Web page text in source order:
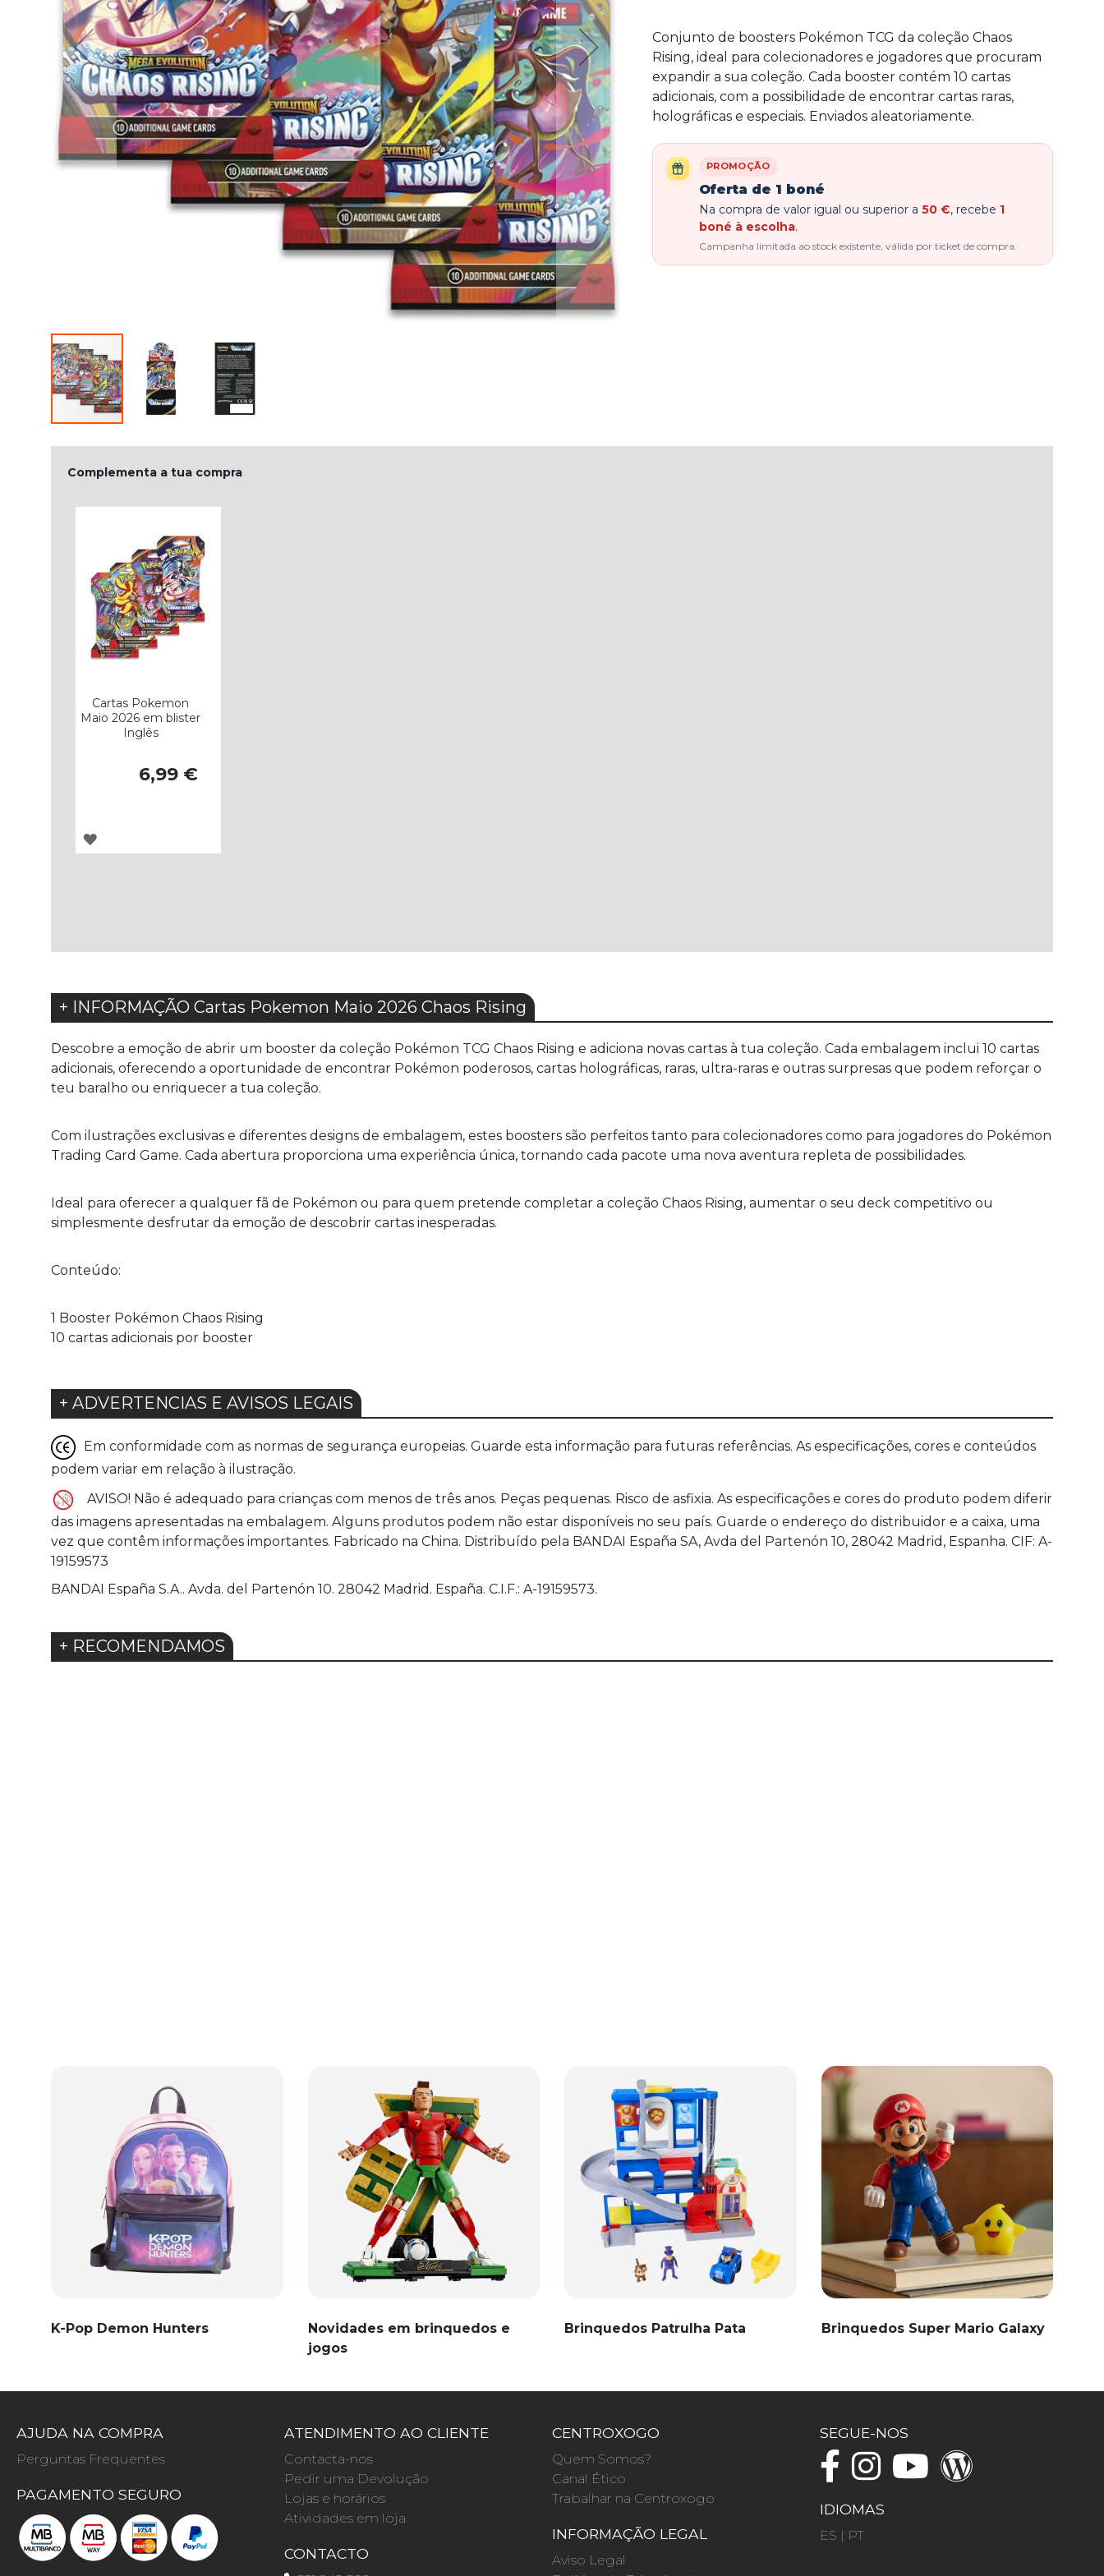
Conjunto de boosters Pokémon TCG da coleção Chaos
Rising, ideal para colecionadores e jogadores que procuram
expandir a sua coleção. Cada booster contém 10 cartas
adicionais, com a possibilidade de encontrar cartas raras,
holográficas e especiais. Enviados aleatoriamente.
PROMOÇÃO
Oferta de 1 boné
Na compra de valor igual ou superior a 50 €, recebe 1
boné à escolha.
Campanha limitada ao stock existente, válida por ticket de compra.
Complementa a tua compra
Cartas Pokemon
Maio 2026 em blister
Inglês
6,99 €
ADICIONAR
DESEJOS
+ INFORMAÇÃO Cartas Pokemon Maio 2026 Chaos Rising
Descobre a emoção de abrir um booster da coleção Pokémon TCG Chaos Rising e adiciona novas cartas à tua coleção. Cada embalagem inclui 10 cartas
adicionais, oferecendo a oportunidade de encontrar Pokémon poderosos, cartas holográficas, raras, ultra-raras e outras surpresas que podem reforçar o
teu baralho ou enriquecer a tua coleção.
Com ilustrações exclusivas e diferentes designs de embalagem, estes boosters são perfeitos tanto para colecionadores como para jogadores do Pokémon
Trading Card Game. Cada abertura proporciona uma experiência única, tornando cada pacote uma nova aventura repleta de possibilidades.
Ideal para oferecer a qualquer fã de Pokémon ou para quem pretende completar a coleção Chaos Rising, aumentar o seu deck competitivo ou
simplesmente desfrutar da emoção de descobrir cartas inesperadas.
Conteúdo:
1 Booster Pokémon Chaos Rising
10 cartas adicionais por booster
+ ADVERTENCIAS E AVISOS LEGAIS
Em conformidade com as normas de segurança europeias. Guarde esta informação para futuras referências. As especificações, cores e conteúdos
podem variar em relação à ilustração.
AVISO! Não é adequado para crianças com menos de três anos. Peças pequenas. Risco de asfixia. As especificações e cores do produto podem diferir
das imagens apresentadas na embalagem. Alguns produtos podem não estar disponíveis no seu país. Guarde o endereço do distribuidor e a caixa, uma
vez que contêm informações importantes. Fabricado na China. Distribuído pela BANDAI España SA, Avda del Partenón 10, 28042 Madrid, Espanha. CIF: A-
19159573
BANDAI España S.A.. Avda. del Partenón 10. 28042 Madrid. España. C.I.F.: A-19159573.
+ RECOMENDAMOS
K-Pop Demon Hunters
Novidades em brinquedos e
jogos
Brinquedos Patrulha Pata Brinquedos Super Mario Galaxy
AJUDA NA COMPRA
Perguntas Frequentes
PAGAMENTO SEGURO
ATENDIMENTO AO CLIENTE
Contacta-nos
Pedir uma Devolução
Lojas e horários
Atividades em loja
CONTACTO
CENTROXOGO
Quem Somos?
Canal Ético
Trabalhar na Centroxogo
INFORMAÇÃO LEGAL
Aviso Legal
SEGUE-NOS
IDIOMAS
ES | PT